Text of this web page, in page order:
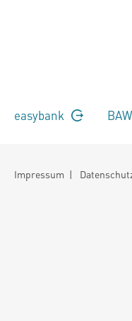
easybank
Impressum |